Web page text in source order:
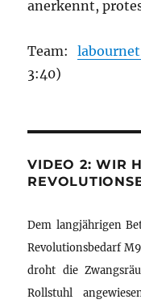
anerkennt,
Team:
3:40)
VIDEO 2: WIR
Dem langjährigen
Revolutionsbedarf
droht die
Rollstuhl